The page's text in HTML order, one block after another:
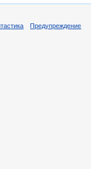
Предупреждение